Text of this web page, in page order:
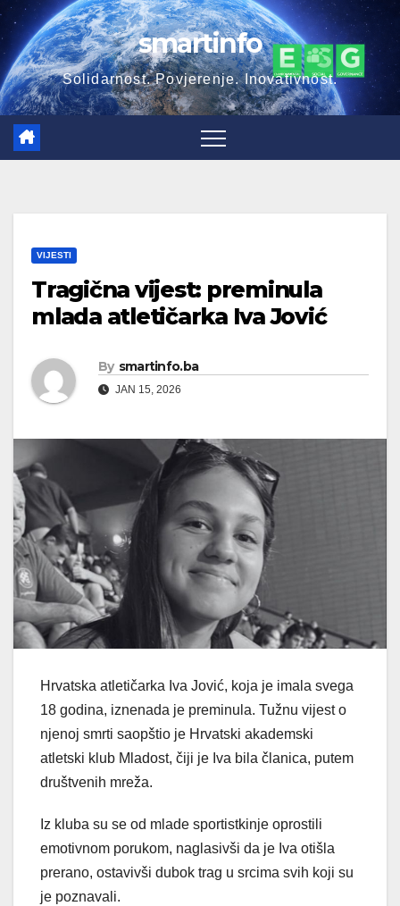
Skip
to
content
smartinfo
Solidarnost. Povjerenje. Inovativnost.
VIJESTI
Tragična vijest: preminula
mlada atletičarka Iva Jović
By smartinfo.ba
JAN 15, 2026
Hrvatska atletičarka Iva Jović, koja je imala svega
18 godina, iznenada je preminula. Tužnu vijest o
njenoj smrti saopštio je Hrvatski akademski
atletski klub Mladost, čiji je Iva bila članica, putem
društvenih mreža.
Iz kluba su se od mlade sportistkinje oprostili
emotivnom porukom, naglasivši da je Iva otišla
prerano, ostavivši dubok trag u srcima svih koji su
je poznavali.